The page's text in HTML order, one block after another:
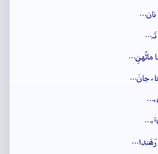
ماڻُهنِ…
جانۡ…
رَھَندا…